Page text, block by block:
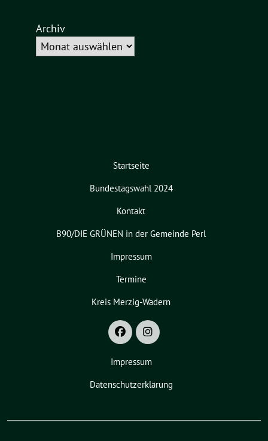
Archiv
Startseite
Bundestagswahl 2024
Kontakt
B90/DIE GRÜNEN in der Gemeinde Perl
Impressum
Termine
Kreis Merzig-Wadern
Impressum
Datenschutzerklärung